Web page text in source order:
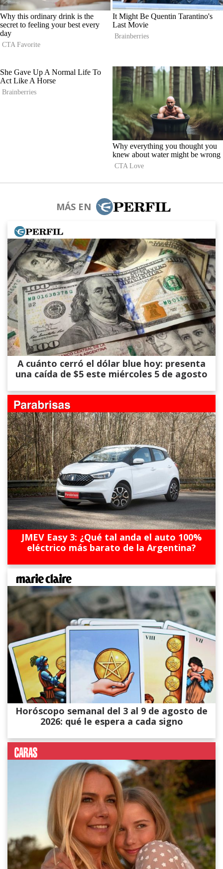
MÁS EN
A cuánto cerró el dólar blue hoy: presenta
una caída de $5 este miércoles 5 de agosto
JMEV Easy 3: ¿Qué tal anda el auto 100%
eléctrico más barato de la Argentina?
Horóscopo semanal del 3 al 9 de agosto de
2026: qué le espera a cada signo